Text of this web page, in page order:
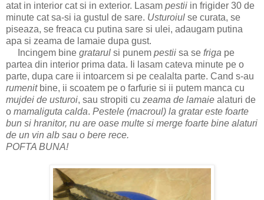
atat in interior cat si in exterior. Lasam pestii in frigider 30 de
minute cat sa-si ia gustul de sare. Usturoiul se curata, se
piseaza, se freaca cu putina sare si ulei, adaugam putina
apa si zeama de lamaie dupa gust.
Incingem bine gratarul si punem pestii sa se friga pe
partea din interior prima data. Ii lasam cateva minute pe o
parte, dupa care ii intoarcem si pe cealalta parte. Cand s-au
rumenitbine, ii scoatem pe o farfurie si ii putem manca cu
mujdei de usturoi, sau stropiti cu zeama de lamaie alaturi de
o mamaliguta calda. Pestele (macroul) la gratar este foarte
bun si hranitor, nu are oase multe si merge foarte bine alaturi
de un vin alb sau o bere rece.
POFTA BUNA!